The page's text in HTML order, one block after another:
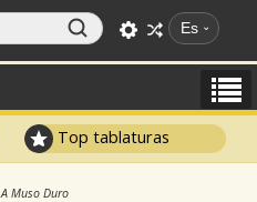
Es
Top tablaturas
A Muso Duro